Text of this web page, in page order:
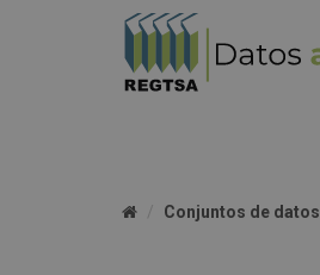
Conjuntos de datos